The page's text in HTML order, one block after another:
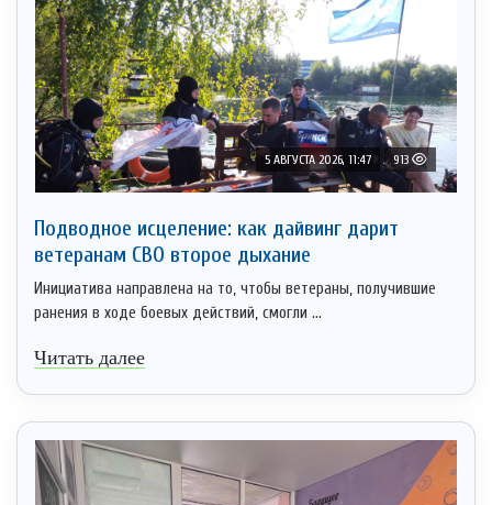
5 АВГУСТА 2026, 11:47 913
Подводное исцеление: как дайвинг дарит
ветеранам СВО второе дыхание
Инициатива направлена на то, чтобы ветераны, получившие
ранения в ходе боевых действий, смогли ...
Читать далее